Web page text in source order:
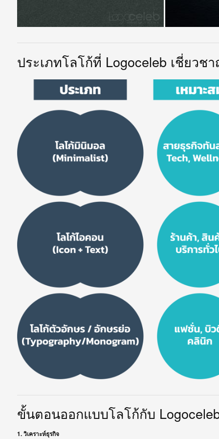
ประเภทโลโก้ที่ Logoceleb เชี่ยวช
ขั้นตอนออกแบบโลโก้กับ
1. วิเคราะห์ธุรกิจ